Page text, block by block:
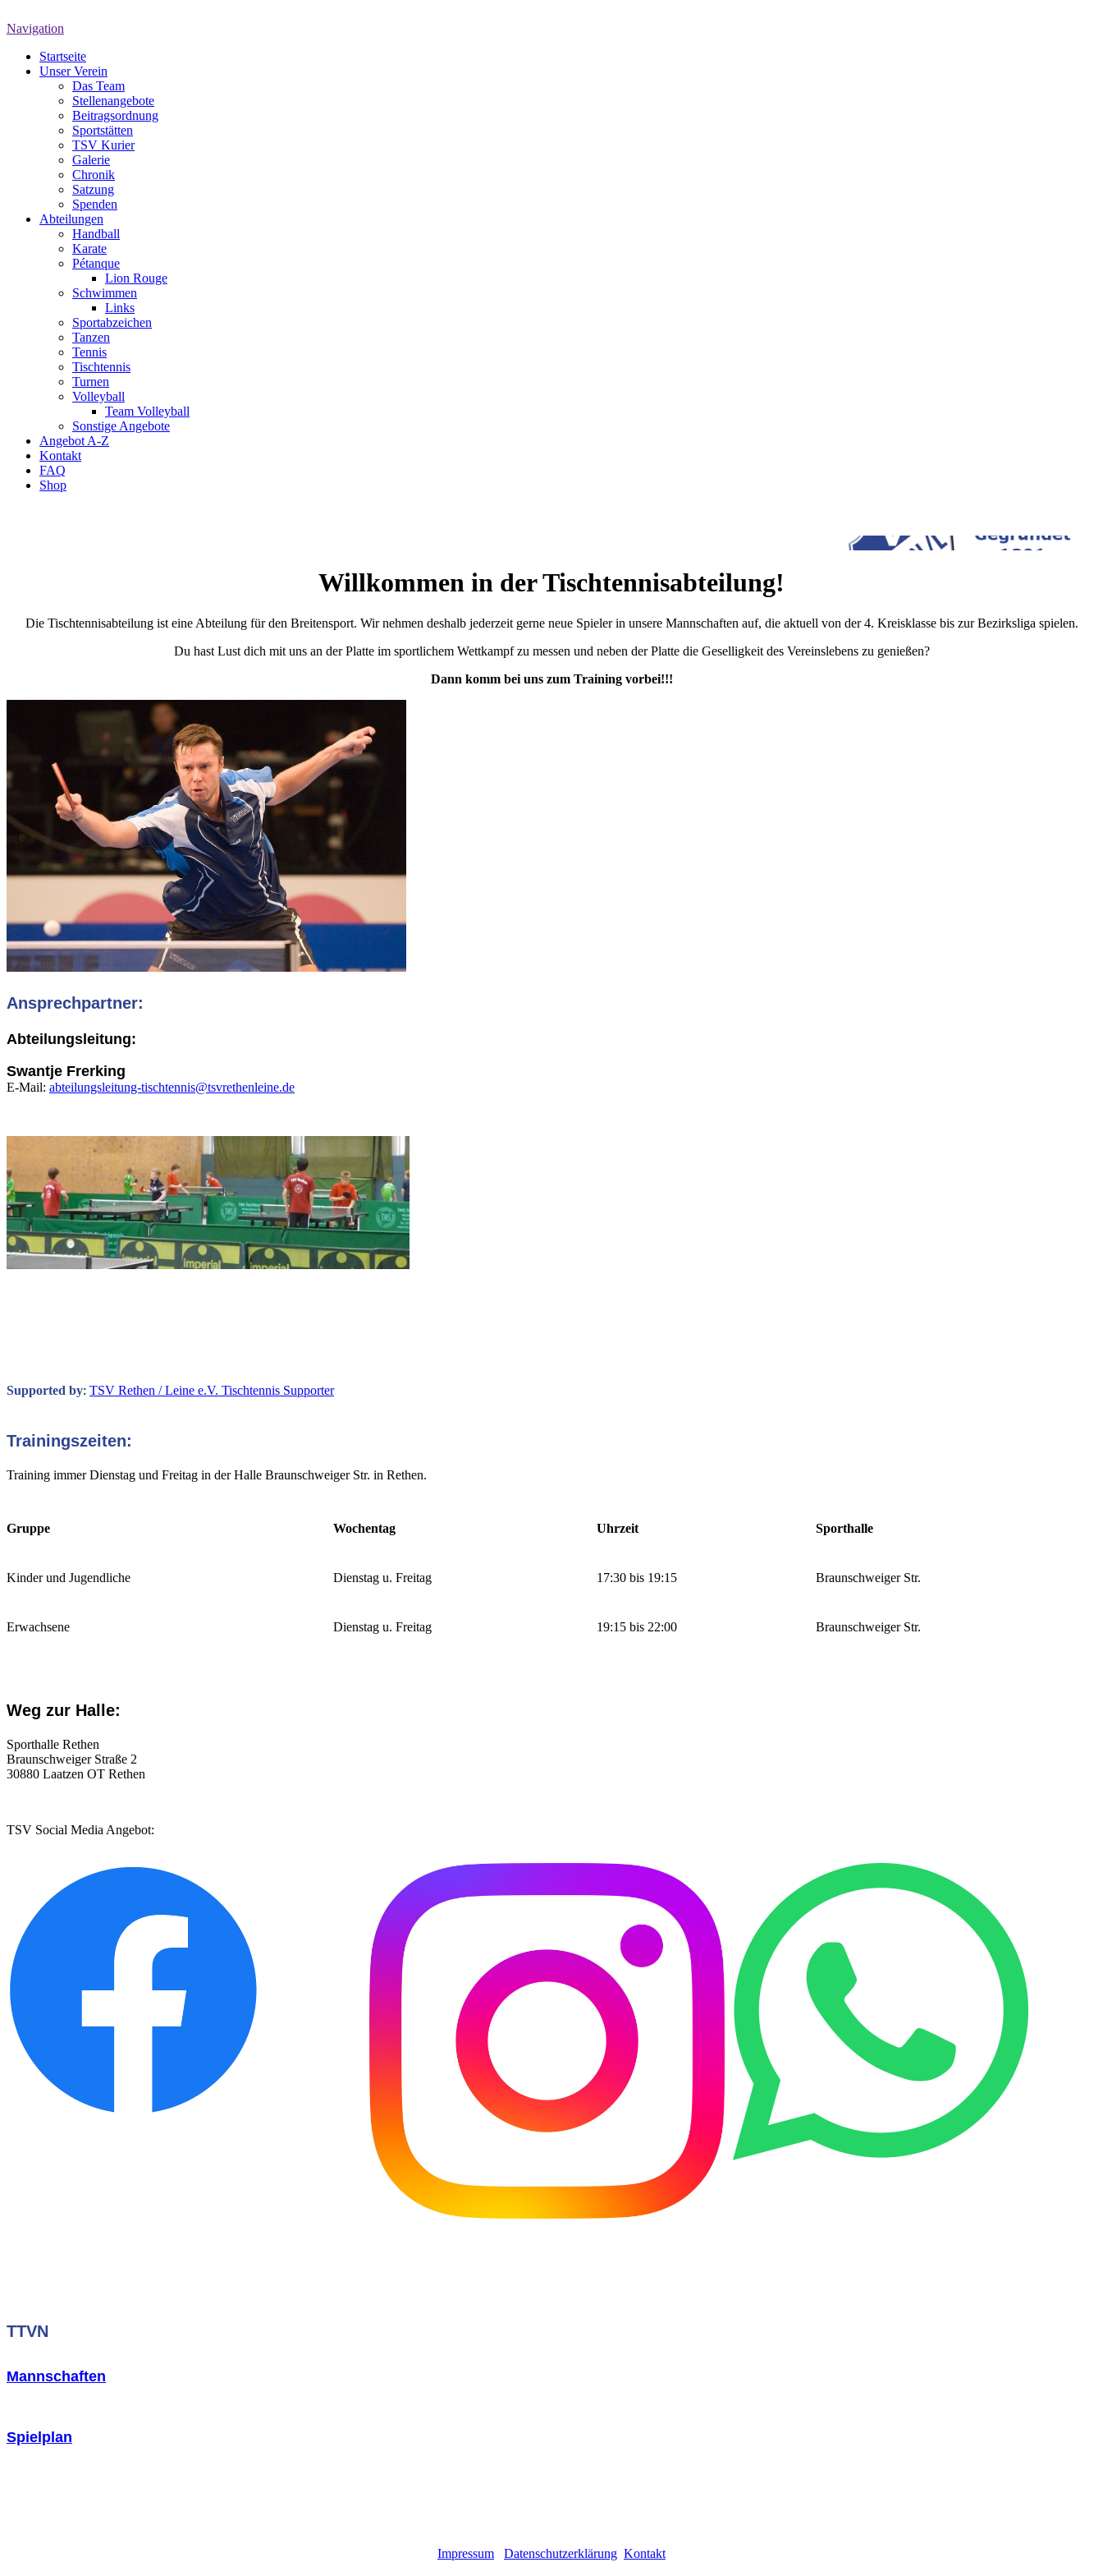
Navigation
Startseite
Unser Verein
Das Team
Stellenangebote
Beitragsordnung
Sportstätten
TSV Kurier
Galerie
Chronik
Satzung
Spenden
Abteilungen
Handball
Karate
Pétanque
Lion Rouge
Schwimmen
Links
Sportabzeichen
Tanzen
Tennis
Tischtennis
Turnen
Volleyball
Team Volleyball
Sonstige Angebote
Angebot A-Z
Kontakt
FAQ
Shop
Willkommen in der Tischtennisabteilung!
Die Tischtennisabteilung ist eine Abteilung für den Breitensport. Wir nehmen deshalb jederzeit gerne neue Spieler in unsere Mannschaften auf, die aktuell von der 4. Kreisklasse bis zur Bezirksliga spielen.
Du hast Lust dich mit uns an der Platte im sportlichem Wettkampf zu messen und neben der Platte die Geselligkeit des Vereinslebens zu genießen?
Dann komm bei uns zum Training vorbei!!!
Ansprechpartner:
Abteilungsleitung:
Swantje Frerking
E-Mail: abteilungsleitung-tischtennis@tsvrethenleine.de
Supported by: TSV Rethen / Leine e.V. Tischtennis Supporter
Trainingszeiten:
Training immer Dienstag und Freitag in der Halle Braunschweiger Str. in Rethen.
Gruppe Wochentag Uhrzeit Sporthalle
Kinder und Jugendliche Dienstag u. Freitag 17:30 bis 19:15 Braunschweiger Str.
Erwachsene Dienstag u. Freitag 19:15 bis 22:00 Braunschweiger Str.
Weg zur Halle:
Sporthalle Rethen
Braunschweiger Straße 2
30880 Laatzen OT Rethen
TSV Social Media Angebot:
TTVN
Mannschaften
Spielplan
Impressum Datenschutzerklärung Kontakt